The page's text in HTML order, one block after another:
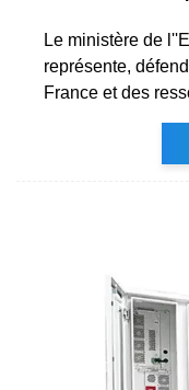
Le ministère de
représente,
France et des